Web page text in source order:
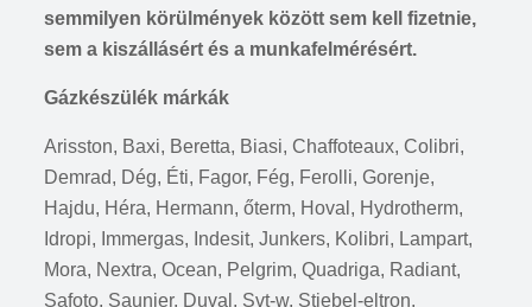
semmilyen körülmények között sem kell fizetnie,
sem a kiszállásért és a munkafelmérésért.
Gázkészülék márkák
Arisston, Baxi, Beretta, Biasi, Chaffoteaux, Colibri,
Demrad, Dég, Éti, Fagor, Fég, Ferolli, Gorenje,
Hajdu, Héra, Hermann, őterm, Hoval, Hydrotherm,
Idropi, Immergas, Indesit, Junkers, Kolibri, Lampart,
Mora, Nextra, Ocean, Pelgrim, Quadriga, Radiant,
Safoto, Saunier, Duval, Svt-w, Stiebel-eltron,